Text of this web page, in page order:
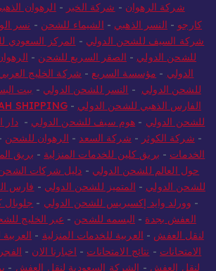
شركة الرهوان - شركة الخير - الرهوان
كارجو - النسر الذهبي - الشيماء للشحن - نسر
شركة السيف للشحن الدولي - المركز السعودي
للشحن الدولي - الصقر السريع للشحن -
الدولي - مؤسسة السريع - شركة الخليج
للشحن الدولي - النسر للشحن الدولي - بيت
الفارس الذهبي للشحن الدولي -
SHIPPING
للشحن الدولي - هوم سيف للشحن الدولي -دار
- شركة الكوثر - شركة السعد - الرهوان للشحن
الخدمات - بريق كلين للخدمات المنزلية - بريق
حول العالم للشحن الدولي - دليل شركات
للشحن الدولي - المتميز للشحن الدولي - فارس
- وورلد وايد إكسبريس للشحن الدولي - جلوبال
العفش بجدة - البسمه للشحن - عبر الخليج
لنقل العفش - العربية للخدمات المنزلية -
الامتحانات - نتائج الامتحانات - اخبارنا الان -
لنقل العفش - الشركة السعودية لنقل العفش -